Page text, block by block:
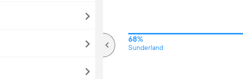
68%
Sunderland